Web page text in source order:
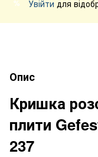
% Увійти для
Опис
Кришка
плити
237